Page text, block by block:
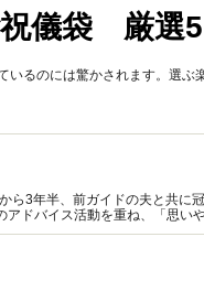
祝儀袋 厳選5
いるのには驚かされます。選
ら3年半、前ガイドの夫と共に
アドバイス活動を重ね、「思い